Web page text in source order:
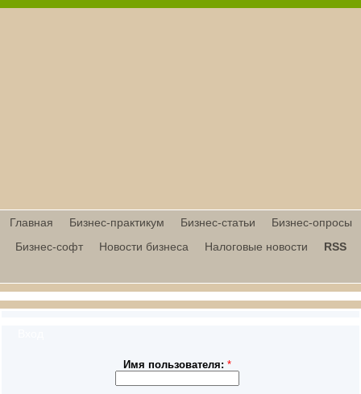
Главная Бизнес-практикум Бизнес-статьи
Бизнес-опросы
Бизнес-софт
Новости бизнеса Налоговые новости RSS
Имя пользователя:*